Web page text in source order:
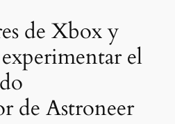
de Xbox y
el
de Astroneer